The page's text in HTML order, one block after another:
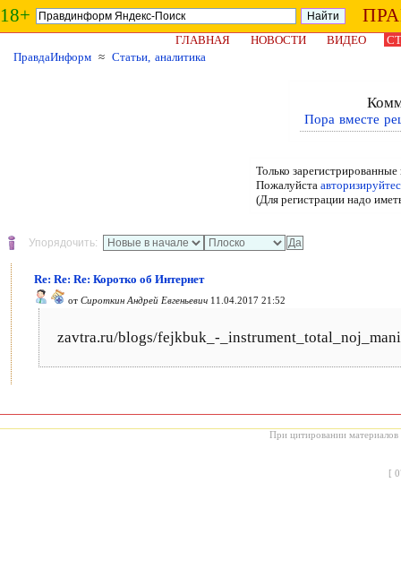
18+
ГЛАВНАЯ НОВОСТИ ВИДЕО
ПравдаИнформ ≈ Статьи, аналитика
Пора вместе
Только
Пожалуйста
(Для регистрации надо
Упорядочить:
Re: Re: Re: Коротко об Интернет
от Сироткин Андрей Евгеньевич 11.04.2017 21:52
zavtra.ru/blogs/fejkbuk_-
При цитировании материалов
[